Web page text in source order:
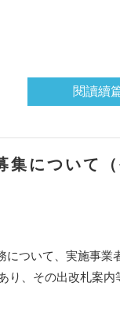
閱讀續
集について（
について、実施事業
り、その出改札案内